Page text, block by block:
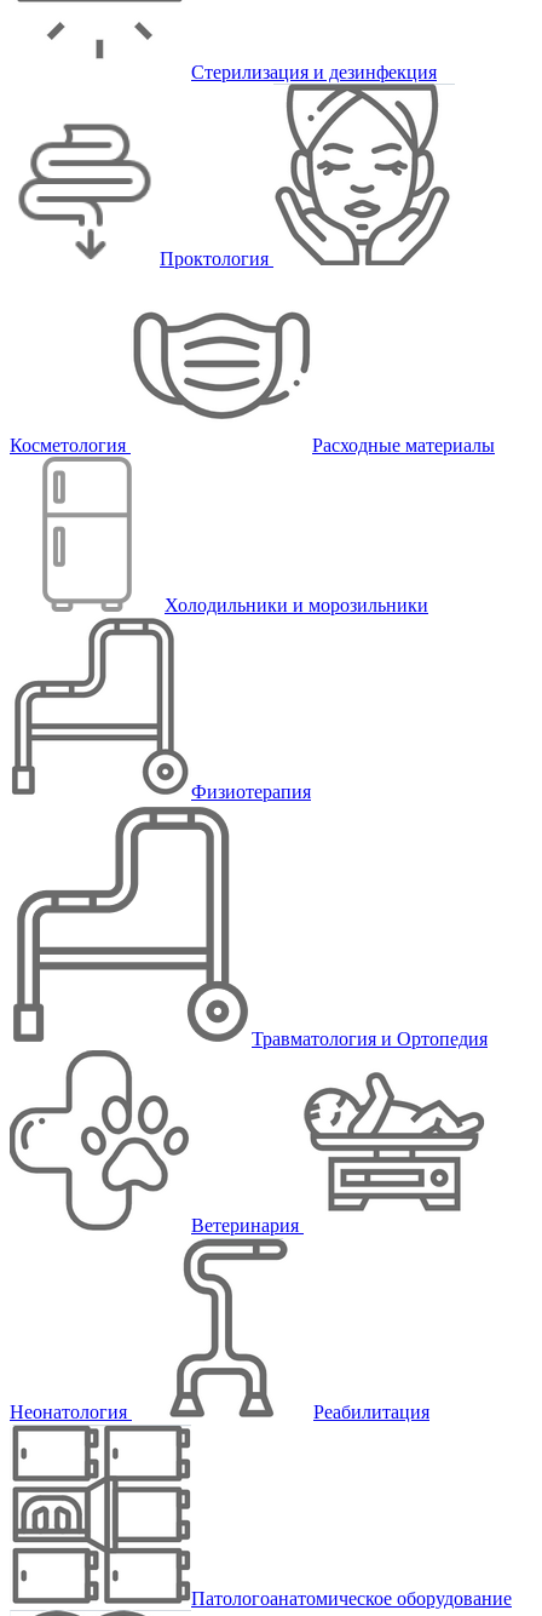
Стерилизация и дезинфекция
Проктология
Косметология Расходные материалы
Холодильники и морозильники
Физиотерапия
Травматология и Ортопедия
Ветеринария
Неонатология Реабилитация
Патологоанатомическое оборудование